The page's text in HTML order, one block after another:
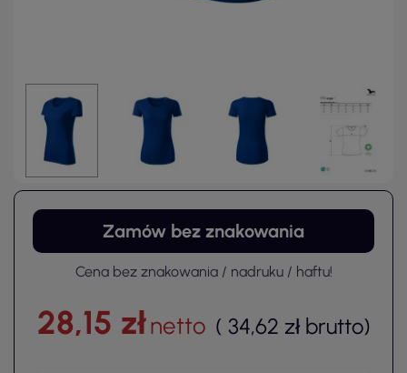
Zamów bez znakowania
Cena bez znakowania / nadruku / haftu!
28,15 złnetto ( 34,62 zł brutto)